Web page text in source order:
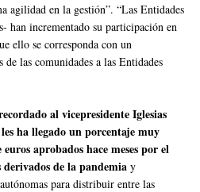
agilidad en la gestión”. “Las Entidades
han incrementado su participación en
ello se corresponda con un
las comunidades a las Entidades
al vicepresidente Iglesias
ha llegado un porcentaje muy
aprobados hace meses por el
derivados de la pandemia y
para distribuir entre las